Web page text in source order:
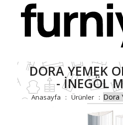
DORA YEMEK
- İNEGÖL
Anasayfa Ürünler
Dora